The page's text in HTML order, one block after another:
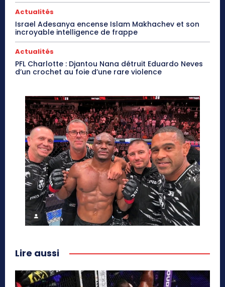
Actualités
Israel Adesanya encense Islam Makhachev et son
incroyable intelligence de frappe
Actualités
PFL Charlotte : Djantou Nana détruit Eduardo Neves
d’un crochet au foie d’une rare violence
Lire aussi